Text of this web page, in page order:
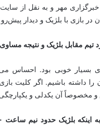
در بازی با بلژیک و دیدار
تیم مقابل بلژیک و نتیجه
بسیار خوبی بود. احساس
را داشته باشیم. اگر کلیت
مخصوصاً آن یکدلی و